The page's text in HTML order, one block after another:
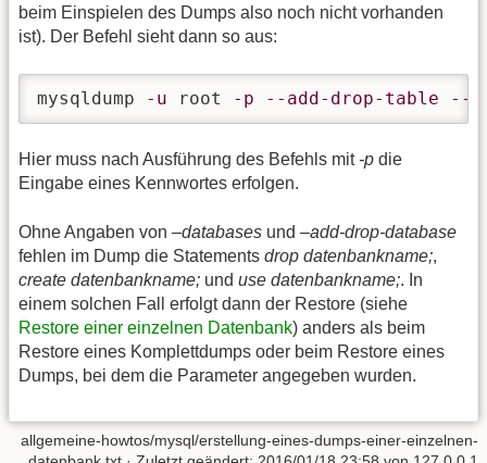
beim Einspielen des Dumps also noch nicht vorhanden
ist). Der Befehl sieht dann so aus:
mysqldump -u root -p --add-drop-table --
Hier muss nach Ausführung des Befehls mit -p die
Eingabe eines Kennwortes erfolgen.
Ohne Angaben von –databases und –add-drop-database
fehlen im Dump die Statements drop datenbankname;,
create datenbankname; und use datenbankname;. In
einem solchen Fall erfolgt dann der Restore (siehe
Restore einer einzelnen Datenbank) anders als beim
Restore eines Komplettdumps oder beim Restore eines
Dumps, bei dem die Parameter angegeben wurden.
allgemeine-howtos/mysql/erstellung-eines-dumps-einer-einzelnen-